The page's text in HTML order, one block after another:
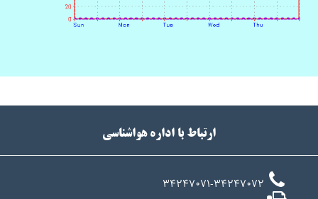
ارتباط با اداره هواشناسی
34247071-34247072